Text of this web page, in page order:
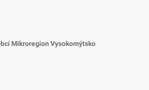
Mikroregion Vysokomýtsko